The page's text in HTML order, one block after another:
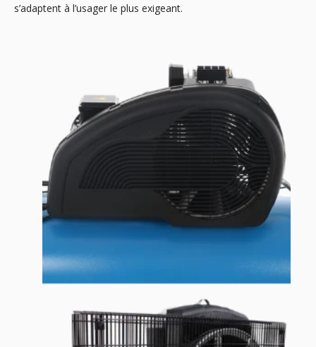
s’adaptent à l’usager le plus exigeant.